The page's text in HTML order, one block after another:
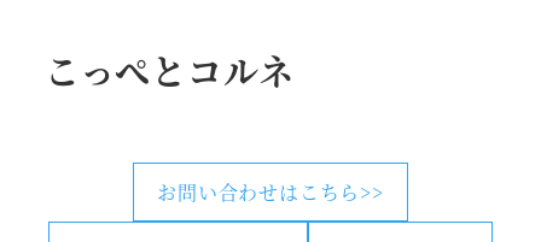
こっぺとコルネ
お問い合わせはこちら>>